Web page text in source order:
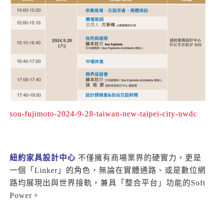
sou-fujimoto-2024-9-28-taiwan-new-taipei-city-nwdc
紐約家具設計中心 不僅擁有商場業界的硬實力，更是
一個「Linker」的角色，無論在實體通路、或是數位網
路均展現出與世界接軌，兼具「整合平台」功能的Soft
Power。